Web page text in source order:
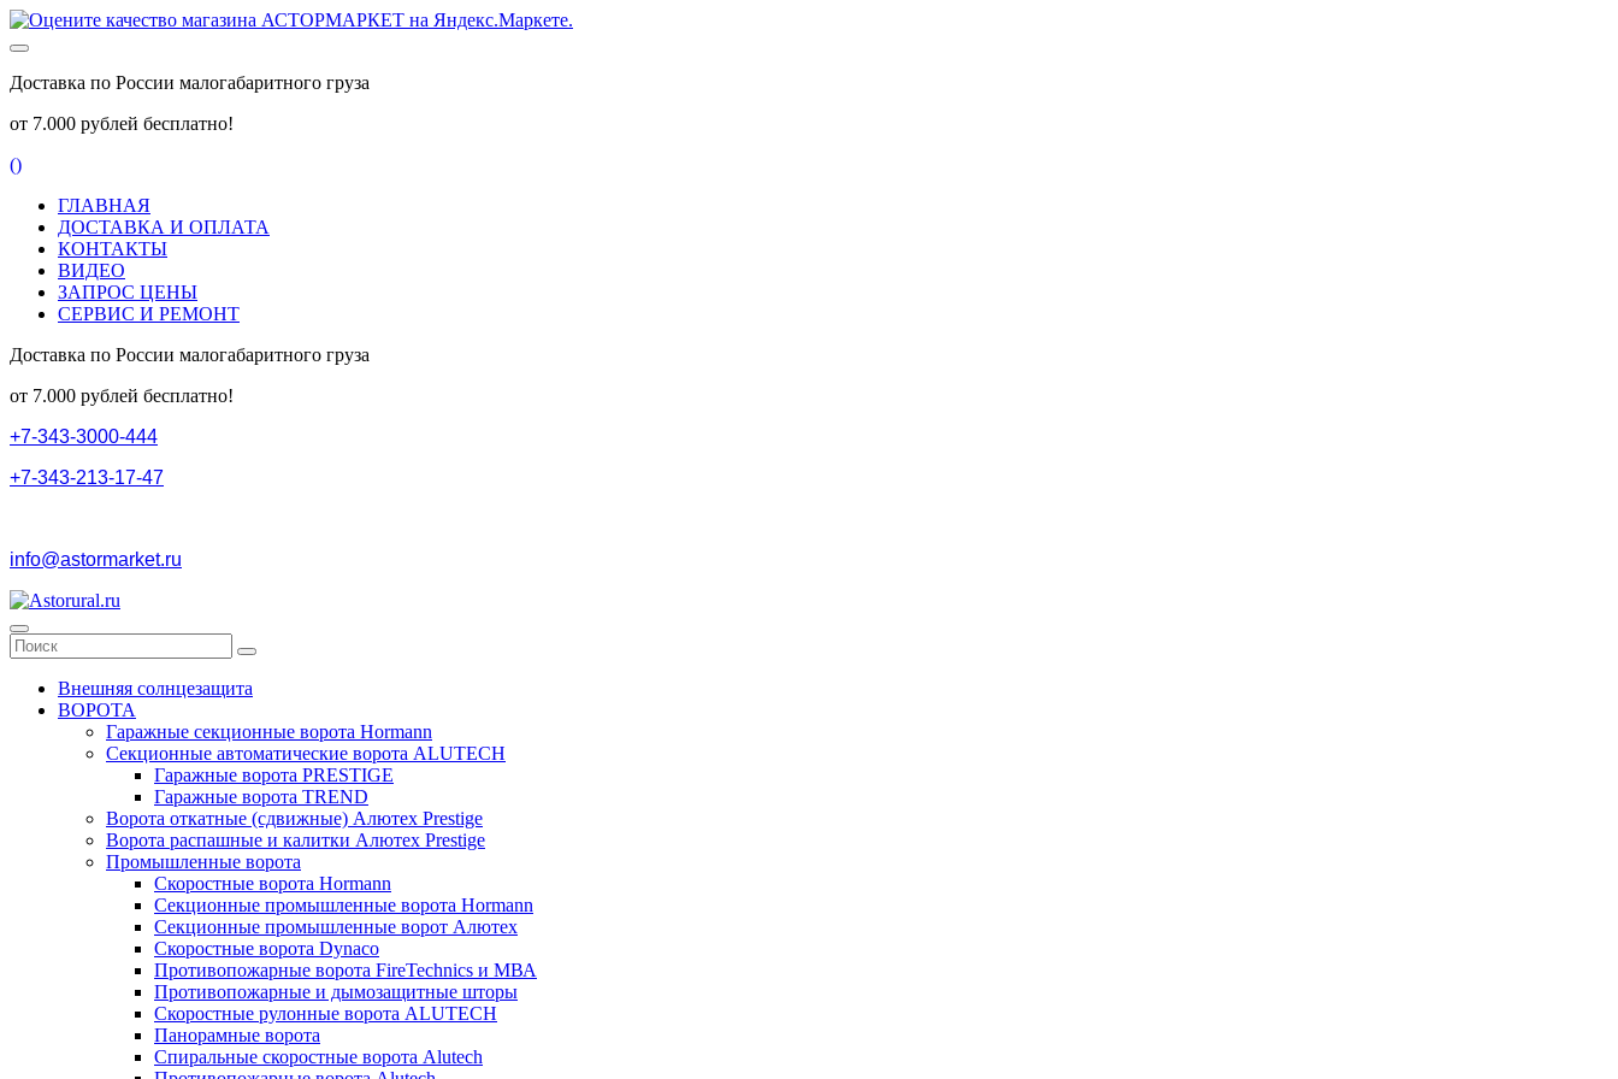
Доставка по России малогабаритного груза
от 7.000 рублей бесплатно!
()
ГЛАВНАЯ
ДОСТАВКА И ОПЛАТА
КОНТАКТЫ
ВИДЕО
ЗАПРОС ЦЕНЫ
СЕРВИС И РЕМОНТ
Доставка по России малогабаритного груза
от 7.000 рублей бесплатно!
+7-343-3000-444
+7-343-213-17-47
info@astormarket.ru
Внешняя солнцезащита
ВОРОТА
Гаражные секционные ворота Hormann
Секционные автоматические ворота ALUTECH
Гаражные ворота PRESTIGE
Гаражные ворота TREND
Ворота откатные (сдвижные) Алютех Prestige
Ворота распашные и калитки Алютех Prestige
Промышленные ворота
Скоростные ворота Hormann
Секционные промышленные ворота Hormann
Секционные промышленные ворот Алютех
Скоростные ворота Dynaco
Противопожарные ворота FireTechnics и МВА
Противопожарные и дымозащитные шторы
Скоростные рулонные ворота ALUTECH
Панорамные ворота
Спиральные скоростные ворота Alutech